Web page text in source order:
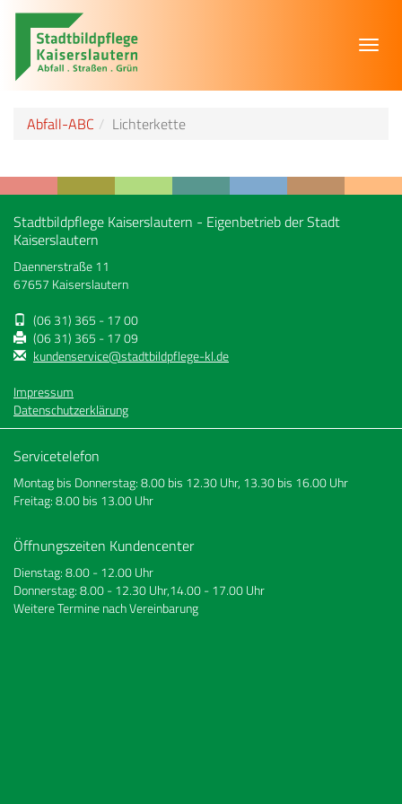
Abfall-ABC Lichterkette
Stadtbildpflege Kaiserslautern - Eigenbetrieb der Stadt
Kaiserslautern
Daennerstraße 11
67657 Kaiserslautern
(06 31) 365 - 17 00
(06 31) 365 - 17 09
kundenservice@stadtbildpflege-kl.de
Impressum
Datenschutzerklärung
Servicetelefon
Montag bis Donnerstag: 8.00 bis 12.30 Uhr, 13.30 bis 16.00 Uhr
Freitag: 8.00 bis 13.00 Uhr
Öffnungszeiten Kundencenter
Dienstag: 8.00 - 12.00 Uhr
Donnerstag: 8.00 - 12.30 Uhr,14.00 - 17.00 Uhr
Weitere Termine nach Vereinbarung